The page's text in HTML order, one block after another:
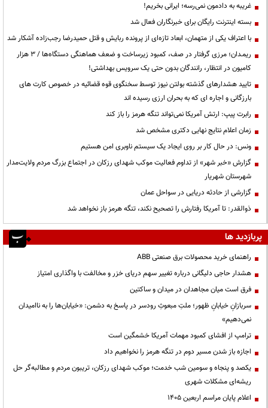
غریبه به دادمون نمی‌رسه؛ ایرانی بخریم!
بسته اینترنت رایگان برای خبرنگاران فعال شد
با اعتراف یکی از متهمان، ابعاد تازه‌ای از پرونده ربایش و قتل حمیدرضا رجب‌زاده آشکار شد
ریمـدان؛ مرزی گرفتار در صف، کمبود زیرساخت و ضعف هماهنگی دستگاه‌ها / ۳ هزار
کامیون در انتظار، رانندگان بدون حتی یک سرویس بهداشتی!
تایید هشدارهای گذشته بولتن نیوز توسط سخنگوی قوه قضائیه در خصوص کارت های
بارزگانی و اجاره ای که به بحران ارزی رسیده اند
رابرت پیپ: ارتش آمریکا نمی‌تواند تنگه هرمز را باز کند
زمان اعلام نتایج نهایی دکتری مشخص شد
ونس: در حال کار بر روی ایجاد یک سیستم ناوبری امن هستیم
گزارش «خبر شهر» از تداوم فعالیت موکب شهدای رزکان در اجتماع بزرگ مردم ولایت‌مدار
شهرستان شهریار
گزارشی از حادثه دریایی در سواحل عمان
ذوالقدر: تا آمریکا رفتارش را تصحیح نکند، تنگه هرمز باز نخواهد شد
پربازدید ها
راهنمای خرید محصولات برق صنعتی ABB
هشدار حاجی دلیگانی درباره تغییر سهم دریای خزر و مخالفت با واگذاری امتیاز
فرق است میان مجاهدان در میدان و ساکتین
سربازانِ خیابانِ ظهور؛ ملتِ مبعوثِ رودسر در پاسخ به دشمن: «خیابان‌ها را به ناامیدان
نمی‌دهیم»
ترامپ از افشای کمبود مهمات آمریکا خشمگین است
اجازه باز شدن مسیر دوم در تنگه هرمز را نخواهیم داد
یکصد و پنجاه و سومین شب خدمت؛ موکب شهدای رزکان، تریبون مردم و مطالبه‌گر حل
ریشه‌ای مشکلات شهری
اعلام پایان مراسم اربعین ۱۴۰۵